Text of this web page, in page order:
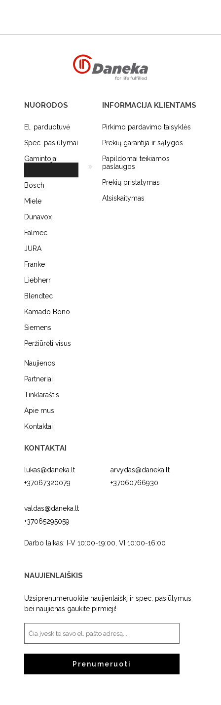
NUORODOS
El. parduotuvė
Spec. pasiūlymai
Gamintojai
Bosch
Miele
Dunavox
Falmec
JURA
Franke
Liebherr
Blendtec
Kamado Bono
Siemens
Peržiūrėti visus
Naujienos
Partneriai
Tinklaraštis
Apie mus
Kontaktai
KONTAKTAI
lukas@daneka.lt
+37067320079
arvydas@daneka.lt
+37060766930
valdas@daneka.lt
+37065295059
Darbo laikas: I-V 10:00-19:00, VI 10:00-16:00
INFORMACIJA KLIENTAMS
Pirkimo pardavimo taisyklės
Prekių garantija ir sąlygos
Papildomai teikiamos
paslaugos
Prekių pristatymas
Atsiskaitymas
NAUJIENLAIŠKIS
Užsiprenumeruokite naujienlaiškį ir spec. pasiūlymus
bei naujienas gaukite pirmieji!
Prenumeruoti